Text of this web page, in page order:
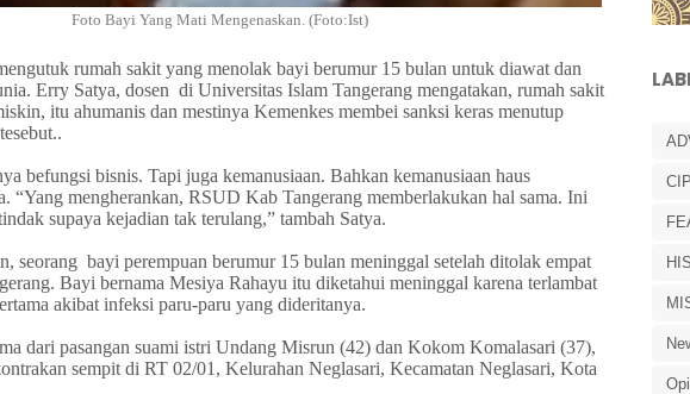
Foto Bayi Yang Mati Mengenaskan. (Foto:Ist)
rumah sakit yang menolak bayi berumur 15 bulan untuk diawat dan
Erry Satya, dosen di Universitas Islam Tangerang mengatakan, rumah sakit
itu ahumanis dan mestinya Kemenkes membei sanksi keras menutup
befungsi bisnis. Tapi juga kemanusiaan. Bahkan kemanusiaan haus
“Yang mengherankan, RSUD Kab Tangerang memberlakukan hal sama. Ini
supaya kejadian tak terulang,” tambah Satya.
seorang bayi perempuan berumur 15 bulan meninggal setelah ditolak empat
Bayi bernama Mesiya Rahayu itu diketahui meninggal karena terlambat
akibat infeksi paru-paru yang dideritanya.
dari pasangan suami istri Undang Misrun (42) dan Kokom Komalasari (37),
sempit di RT 02/01, Kelurahan Neglasari, Kecamatan Neglasari, Kota